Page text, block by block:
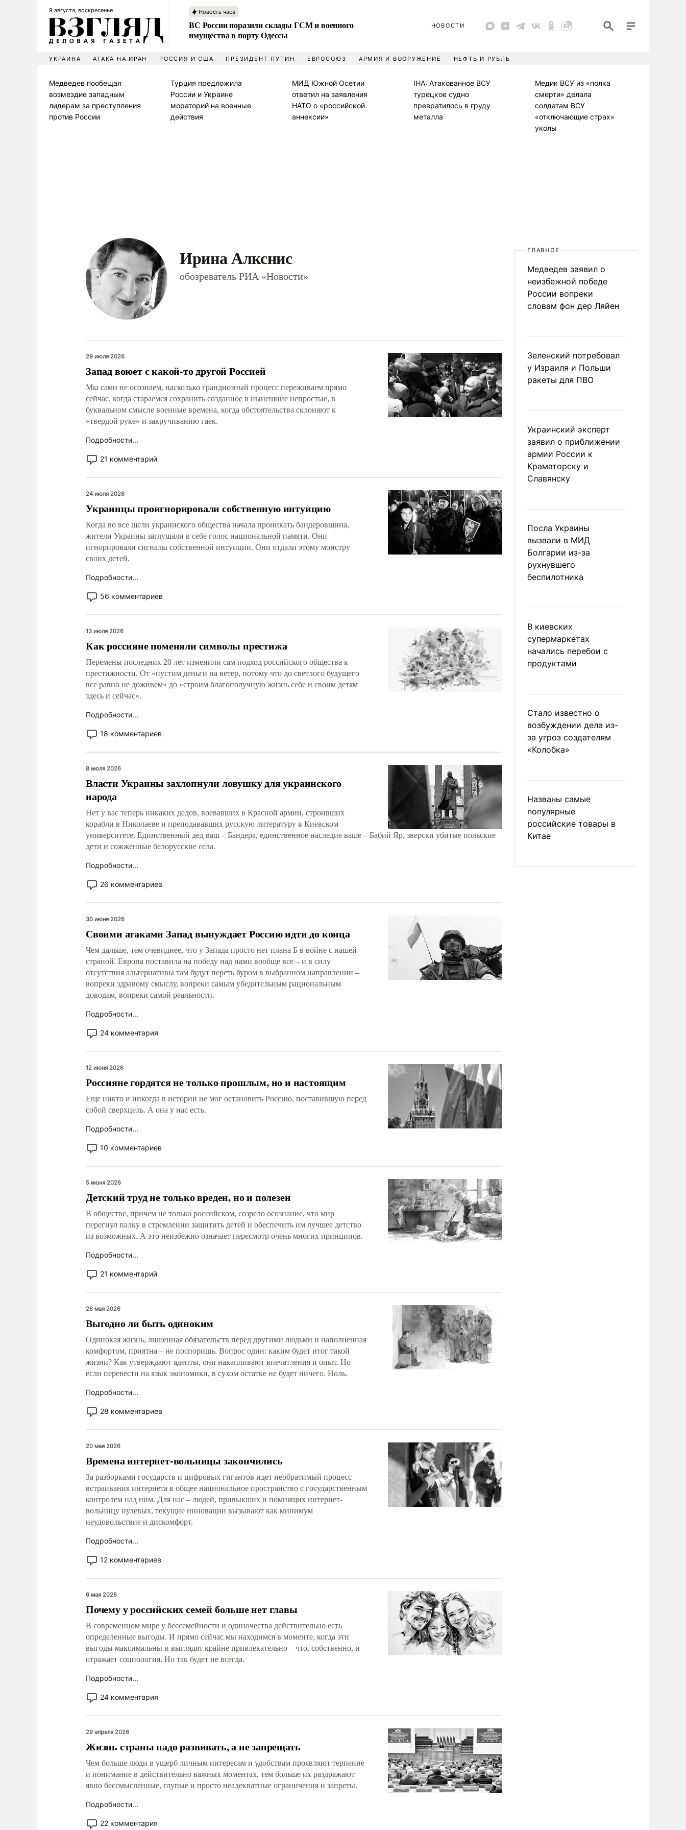
9 августа, воскресенье Новость часа
ВС России поразили склады ГСМ и военного
имущества в порту Одессы
НОВОСТИ
УКРАИНА АТАКА НА ИРАН РОССИЯ И США ПРЕЗИДЕНТ ПУТИН ЕВРОСОЮЗ АРМИЯ И ВООРУЖЕНИЕ НЕФТЬ И РУБЛЬ
Медведев пообещал
возмездие западным
лидерам за преступления
против России
Турция предложила
России и Украине
мораторий на военные
действия
МИД Южной Осетии
ответил на заявления
НАТО о «российской
аннексии»
IHA: Атакованное ВСУ
турецкое судно
превратилось в груду
металла
Медик ВСУ из «полка
смерти» делала
солдатам ВСУ
«отключающие страх»
уколы
Ирина Алкснис
обозреватель РИА «Новости»
29 июля 2026
Запад воюет с какой-то другой Россией
Мы сами не осознаем, насколько грандиозный процесс переживаем прямо
сейчас, когда стараемся сохранить созданное в нынешние непростые, в
буквальном смысле военные времена, когда обстоятельства склоняют к
«твердой руке» и закручиванию гаек.
Подробности...
21 комментарий
24 июля 2026
Украинцы проигнорировали собственную интуицию
Когда во все щели украинского общества начала проникать бандеровщина,
жители Украины заглушали в себе голос национальной памяти. Они
игнорировали сигналы собственной интуиции. Они отдали этому монстру
своих детей.
Подробности...
56 комментариев
13 июля 2026
Как россияне поменяли символы престижа
Перемены последних 20 лет изменили сам подход российского общества к
престижности. От «пустим деньги на ветер, потому что до светлого будущего
все равно не доживем» до «строим благополучную жизнь себе и своим детям
здесь и сейчас».
Подробности...
18 комментариев
8 июля 2026
Власти Украины захлопнули ловушку для украинского
народа
Нет у вас теперь никаких дедов, воевавших в Красной армии, строивших
корабли в Николаеве и преподававших русскую литературу в Киевском
университете. Единственный дед ваш – Бандера, единственное наследие ваше – Бабий Яр, зверски убитые польские
дети и сожженные белорусские села.
Подробности...
26 комментариев
30 июня 2026
Своими атаками Запад вынуждает Россию идти до конца
Чем дальше, тем очевиднее, что у Запада просто нет плана Б в войне с нашей
страной. Европа поставила на победу над нами вообще все – и в силу
отсутствия альтернативы там будут переть буром в выбранном направлении –
вопреки здравому смыслу, вопреки самым убедительным рациональным
доводам, вопреки самой реальности.
Подробности...
24 комментария
12 июня 2026
Россияне гордятся не только прошлым, но и настоящим
Еще никто и никогда в истории не мог остановить Россию, поставившую перед
собой сверхцель. А она у нас есть.
Подробности...
10 комментариев
5 июня 2026
Детский труд не только вреден, но и полезен
В обществе, причем не только российском, созрело осознание, что мир
перегнул палку в стремлении защитить детей и обеспечить им лучшее детство
из возможных. А это неизбежно означает пересмотр очень многих принципов.
Подробности...
21 комментарий
26 мая 2026
Выгодно ли быть одиноким
Одинокая жизнь, лишенная обязательств перед другими людьми и наполненная
комфортом, приятна – не поспоришь. Вопрос один: каким будет итог такой
жизни? Как утверждают адепты, они накапливают впечатления и опыт. Но
если перевести на язык экономики, в сухом остатке не будет ничего. Ноль.
Подробности...
28 комментариев
20 мая 2026
Времена интернет-вольницы закончились
За разборками государств и цифровых гигантов идет необратимый процесс
встраивания интернета в общее национальное пространство с государственным
контролем над ним. Для нас – людей, привыкших и помнящих интернет-
вольницу нулевых, текущие инновации вызывают как минимум
неудовольствие и дискомфорт.
Подробности...
12 комментариев
6 мая 2026
Почему у российских семей больше нет главы
В современном мире у бессемейности и одиночества действительно есть
определенные выгоды. И прямо сейчас мы находимся в моменте, когда эти
выгоды максимальны и выглядят крайне привлекательно – что, собственно, и
отражает социология. Но так будет не всегда.
Подробности...
24 комментария
29 апреля 2026
Жизнь страны надо развивать, а не запрещать
Чем больше люди в ущерб личным интересам и удобствам проявляют терпение
и понимание в действительно важных моментах, тем больше их раздражают
явно бессмысленные, глупые и просто неадекватные ограничения и запреты.
Подробности...
22 комментария
ГЛАВНОЕ
Медведев заявил о
неизбежной победе
России вопреки
словам фон дер Ляйен
Зеленский потребовал
у Израиля и Польши
ракеты для ПВО
Украинский эксперт
заявил о приближении
армии России к
Краматорску и
Славянску
Посла Украины
вызвали в МИД
Болгарии из-за
рухнувшего
беспилотника
В киевских
супермаркетах
начались перебои с
продуктами
Стало известно о
возбуждении дела из-
за угроз создателям
«Колобка»
Названы самые
популярные
российские товары в
Китае